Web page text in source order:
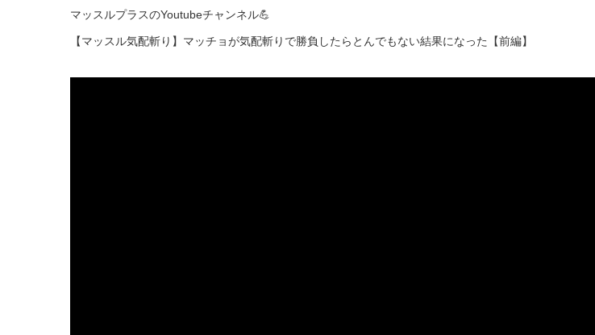
マッスルプラスのYoutubeチャンネル💪
【マッスル気配斬り】マッチョが気配斬りで勝負したらとんでもない結果になった【前編】